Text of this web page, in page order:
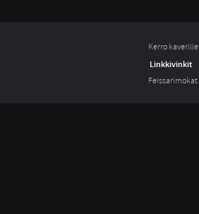
Kerro kaverille
Linkkivinkit
Feissarimokat